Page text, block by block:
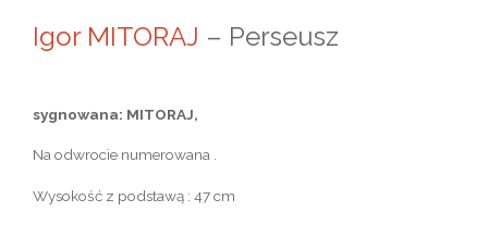
Igor MITORAJ – Perseusz
sygnowana: MITORAJ,
Na odwrocie numerowana .
Wysokość z podstawą : 47 cm